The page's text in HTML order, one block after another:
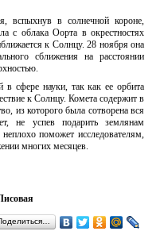
вспыхнув в солнечной короне,
с облака Оорта в окрестностях
к Солнцу. 28 ноября она
сближения на расстоянии
сфере науки, так как ее орбита
к Солнцу. Комета содержит в
из которого была сотворена вся
не успев подарить землянам
поможет исследователям,
многих месяцев.